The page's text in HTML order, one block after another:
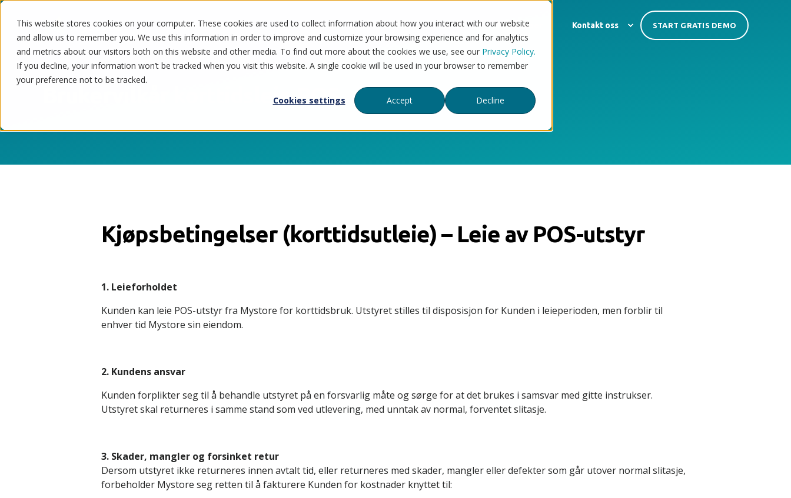
This website stores cookies on your computer. These cookies are used to collect information about how you interact with our website
and allow us to remember you. We use this information in order to improve and customize your browsing experience and for analytics
and metrics about our visitors both on this website and other media. To find out more about the cookies we use, see our Privacy Policy.
If you decline, your information won’t be tracked when you visit this website. A single cookie will be used in your browser to remember
your preference not to be tracked.
Cookies settings
Accept Decline
Nettbutikk og POS Flytt til Mystore Tjenester Priser Referanser Kontakt oss START GRATIS DEMO
Brukervilkår korttidsleie POS
Kjøpsbetingelser (korttidsutleie) – Leie av POS-utstyr
1. Leieforholdet
Kunden kan leie POS-utstyr fra Mystore for korttidsbruk. Utstyret stilles til disposisjon for Kunden i leieperioden, men forblir til
enhver tid Mystore sin eiendom.
2. Kundens ansvar
Kunden forplikter seg til å behandle utstyret på en forsvarlig måte og sørge for at det brukes i samsvar med gitte instrukser.
Utstyret skal returneres i samme stand som ved utlevering, med unntak av normal, forventet slitasje.
3. Skader, mangler og forsinket retur
Dersom utstyret ikke returneres innen avtalt tid, eller returneres med skader, mangler eller defekter som går utover normal slitasje,
forbeholder Mystore seg retten til å fakturere Kunden for kostnader knyttet til: